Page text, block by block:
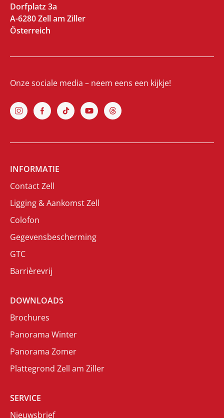
Dorfplatz 3a
A-6280 Zell am Ziller
Österreich
Onze sociale media – neem eens een kijkje!
INFORMATIE
Contact Zell
Ligging & Aankomst Zell
Colofon
Gegevensbescherming
GTC
Barrièrevrij
DOWNLOADS
Brochures
Panorama Winter
Panorama Zomer
Plattegrond Zell am Ziller
SERVICE
Nieuwsbrief